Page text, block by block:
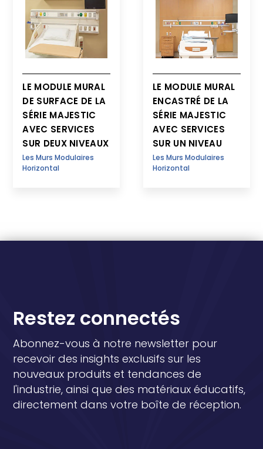
LE MODULE MURAL
DE SURFACE DE LA
SÉRIE MAJESTIC
AVEC SERVICES
SUR DEUX NIVEAUX
Les Murs Modulaires
Horizontal
LE MODULE MURAL
ENCASTRÉ DE LA
SÉRIE MAJESTIC
AVEC SERVICES
SUR UN NIVEAU
Les Murs Modulaires
Horizontal
Restez connectés
Abonnez-vous à notre newsletter pour
recevoir des insights exclusifs sur les
nouveaux produits et tendances de
l'industrie, ainsi que des matériaux éducatifs,
directement dans votre boîte de réception.